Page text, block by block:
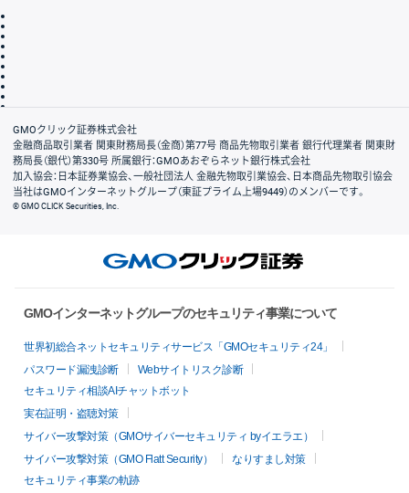
会社案内
GMOクリック証券株式会社
金融商品取引業者 関東財務局長（金商）第77号 商品先物取引業者 銀行代理業者 関東財
務局長（銀代）第330号 所属銀行：GMOあおぞらネット銀行株式会社
加入協会：日本証券業協会、一般社団法人 金融先物取引業協会、日本商品先物取引協会
当社はGMOインターネットグループ（東証プライム上場9449）のメンバーです。
© GMO CLICK Securities, Inc.
GMOインターネットグループのセキュリティ事業について
世界初総合ネットセキュリティサービス「GMOセキュリティ24」
パスワード漏洩診断
Webサイトリスク診断
セキュリティ相談AIチャットボット
実在証明・盗聴対策
サイバー攻撃対策（GMOサイバーセキュリティ byイエラエ）
サイバー攻撃対策（GMO Flatt Security）
なりすまし対策
セキュリティ事業の軌跡